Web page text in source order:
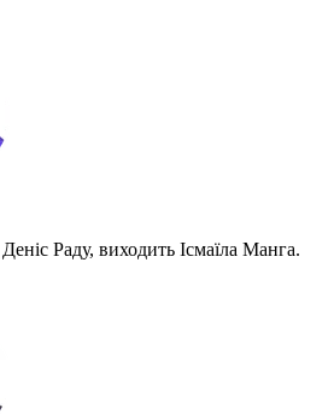
Раду, виходить Ісмаїла Манга.